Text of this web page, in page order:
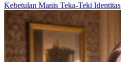
Kebetulan Manis Teka-Teki Identitas